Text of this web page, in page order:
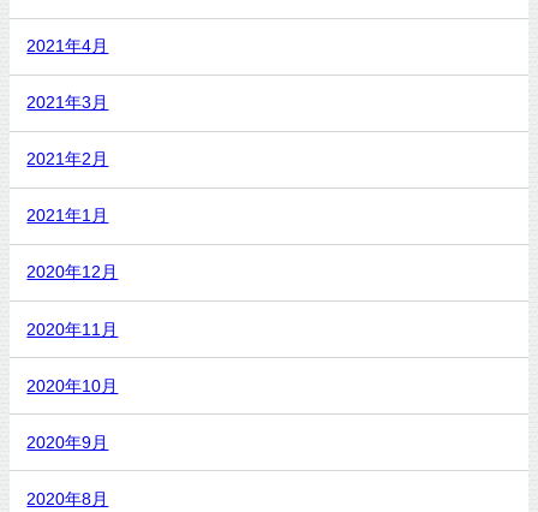
2021年4月
2021年3月
2021年2月
2021年1月
2020年12月
2020年11月
2020年10月
2020年9月
2020年8月